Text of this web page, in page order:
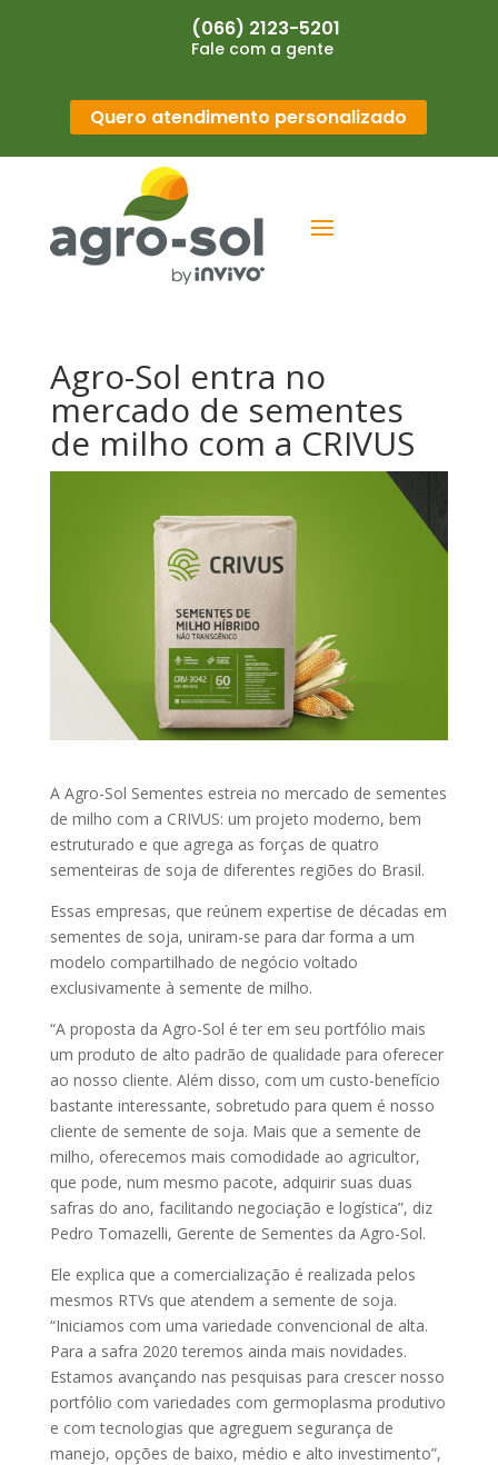
(066) 2123-5201
Fale com a gente
Quero atendimento personalizado
Agro-Sol entra no
mercado de sementes
de milho com a CRIVUS
A Agro-Sol Sementes estreia no mercado de sementes
de milho com a CRIVUS: um projeto moderno, bem
estruturado e que agrega as forças de quatro
sementeiras de soja de diferentes regiões do Brasil.
Essas empresas, que reúnem expertise de décadas em
sementes de soja, uniram-se para dar forma a um
modelo compartilhado de negócio voltado
exclusivamente à semente de milho.
“A proposta da Agro-Sol é ter em seu portfólio mais
um produto de alto padrão de qualidade para oferecer
ao nosso cliente. Além disso, com um custo-benefício
bastante interessante, sobretudo para quem é nosso
cliente de semente de soja. Mais que a semente de
milho, oferecemos mais comodidade ao agricultor,
que pode, num mesmo pacote, adquirir suas duas
safras do ano, facilitando negociação e logística”, diz
Pedro Tomazelli, Gerente de Sementes da Agro-Sol.
Ele explica que a comercialização é realizada pelos
mesmos RTVs que atendem a semente de soja.
“Iniciamos com uma variedade convencional de alta.
Para a safra 2020 teremos ainda mais novidades.
Estamos avançando nas pesquisas para crescer nosso
portfólio com variedades com germoplasma produtivo
e com tecnologias que agreguem segurança de
manejo, opções de baixo, médio e alto investimento”,